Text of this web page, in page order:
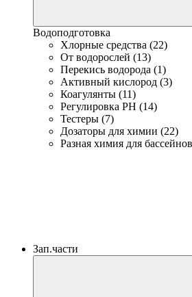
Водоподготовка
Хлорные средства (22)
От водорослей (13)
Перекись водорода (1)
Активный кислород (3)
Коагулянты (11)
Регулировка PH (14)
Тестеры (7)
Дозаторы для химии (22)
Разная химия для
Зап.части